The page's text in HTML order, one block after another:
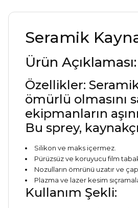
Seramik
Ürün Açıklaması:
Özellikler:
ömürlü olmasını
ekipmanların
Bu sprey,
Silikon ve maks içermez.
Pürüzsüz ve koruyucu film
Nozulların ömrünü uzatır ve
Plazma ve lazer kesim
Kullanım Şekli: